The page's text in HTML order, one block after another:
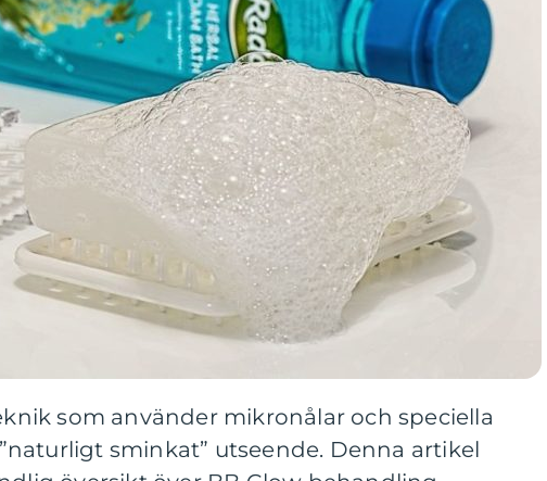
som använder mikronålar och speciella
sminkat” utseende. Denna artikel